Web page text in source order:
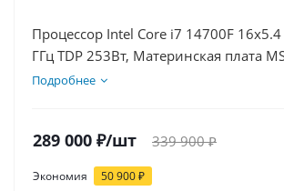
Процессор Intel Core i7 14700F
ГГц TDP 253Вт, Материнская плата
BOMBER WIFI D5, Видеокарта RTX
Подробнее
289 000 ₽/шт 339 900₽
Экономия 50 900₽